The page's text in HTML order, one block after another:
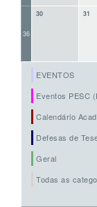
36
30 31
EVENTOS
Eventos PESC
Calendário
Defesas de
Geral
Todas as